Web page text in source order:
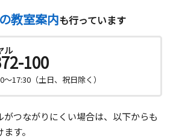
教室案内も行っています
ル
100
～17:30（土日、祝日除く）
がつながりにくい場合は、以下からも
す。